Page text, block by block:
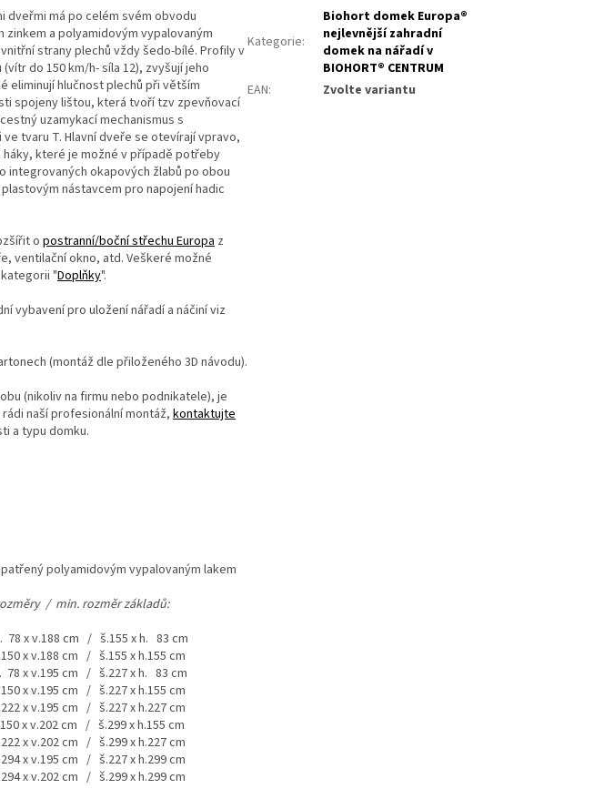
dveřmi má po celém svém obvodu
a polyamidovým vypalovaným
strany plechů vždy šedo-bílé. Profily v
(vítr do 150 km/h- síla 12), zvyšují jeho
eliminují hlučnost plechů při větším
spojeny lištou, která tvoří tzv zpevňovací
uzamykací mechanismus s
tvaru T. Hlavní dveře se otevírají vpravo,
které je možné v případě potřeby
integrovaných okapových žlabů po obou
nástavcem pro napojení hadic
o postranní/boční střechu Europa z
ventilační okno, atd. Veškeré možné
"Doplňky".
vybavení pro uložení nářadí a náčiní viz
(montáž dle přiloženého 3D návodu).
(nikoliv na firmu nebo podnikatele), je
naší profesionální montáž,kontaktujte
a typu domku.
polyamidovým vypalovaným lakem
/ min. rozměr základů:
78 x v.188 cm / š.155 x h. 83 cm
x v.188 cm / š.155 x h.155 cm
78 x v.195 cm / š.227 x h. 83 cm
x v.195 cm / š.227 x h.155 cm
x v.195 cm / š.227 x h.227 cm
x v.202 cm / š.299 x h.155 cm
x v.202 cm / š.299 x h.227 cm
x v.195 cm / š.227 x h.299 cm
x v.202 cm / š.299 x h.299 cm
Kategorie:
Biohort domek Europa®
nejlevnější zahradní
domek na nářadí v
BIOHORT® CENTRUM
EAN: Zvolte variantu